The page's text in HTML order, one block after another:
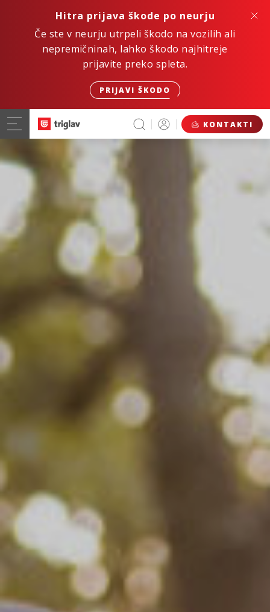
Hitra prijava škode po neurju
Če ste v neurju utrpeli škodo na vozilih ali
nepremičninah, lahko škodo najhitreje
prijavite preko spleta.
PRIJAVI ŠKODO
KONTAKTI